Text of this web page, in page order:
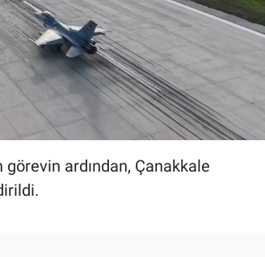
ardından, Çanakkale